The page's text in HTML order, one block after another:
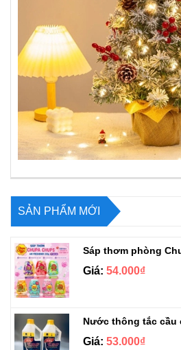
SẢN PHẨM MỚI
Giá: 54.000₫
Giá: 53.000₫